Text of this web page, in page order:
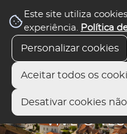
Este site utiliza
experiência. Política
Personalizar cookies
Aceitar todos os
Desativar cookies